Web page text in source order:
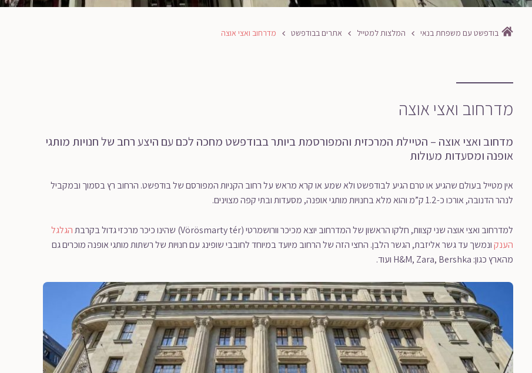
בודפשט עם משפחת בנאי המלצות למטייל אתרים בבודפשט מדרחוב ואצי אוצה
מדרחוב ואצי אוצה
מדחוב ואצי אוצה – הטיילת המרכזית והמפורסמת ביותר בבודפשט מחכה לכם עם היצע רחב של חנויות מותגי
אופנה ומסעדות מעולות
אין מטייל בעולם שהגיע או טרם הגיע לבודפשט ולא שמע או קרא מראש על רחוב הקניות המפורסם של בודפשט. הרחוב רץ בסמוך ובמקביל
לנהר הדנובה, אורכו כ-1.2 ק”מ והוא מלא בחנויות מותגי אופנה, מסעדות ובתי קפה מצוינים.
למדרחוב ואצי אוצה שני קצוות, חלקו הראשון של המדרחוב יוצא מכיכר וורושמרטי (Vörösmarty tér) שהינו כיכר מרכזי גדול בקרבת
הגלגל
הענקונמשך עד גשר אליזבת, הגשר הלבן. החצי הזה של הרחוב מיועד במיוחד לחובבי שופינג עם חנויות של רשתות מותגי אופנה מוכרים גם
מהארץ כגון: H&M, Zara, Bershka ועוד.